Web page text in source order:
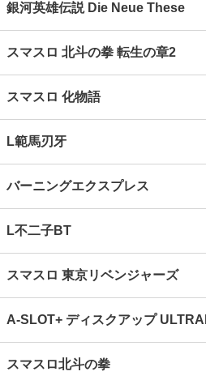
銀河英雄伝説 Die Neue These
スマスロ 北斗の拳 転生の章2
スマスロ 化物語
L範馬刃牙
バーニングエクスプレス
L不二子BT
スマスロ 東京リベンジャーズ
A‐SLOT+ ディスクアップ
スマスロ北斗の拳